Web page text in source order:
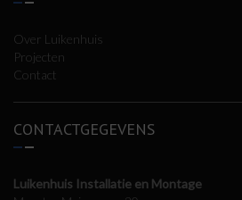
Over Luikenhuis
Projecten
Contact
CONTACTGEGEVENS
Luikenhuis Installatie en Montage